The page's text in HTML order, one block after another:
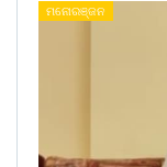
ମନୋରଞ୍ଜନ